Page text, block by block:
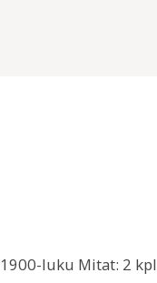
luku Mitat: 2